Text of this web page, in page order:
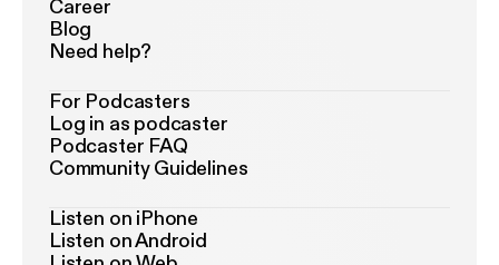
Career
Blog
Need help?
For Podcasters
Log in as podcaster
Podcaster FAQ
Community Guidelines
Listen on iPhone
Listen on Android